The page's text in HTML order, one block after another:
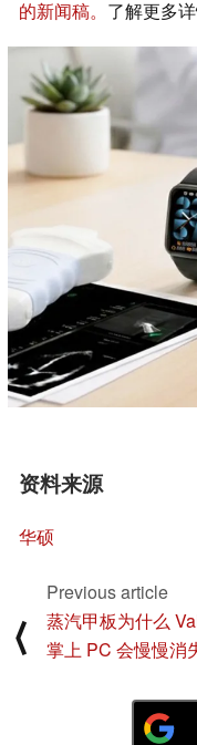
的新闻稿。 了解更多详
资料来源
华硕
⟨
Previous article
蒸汽甲板为什么
掌上 PC 会慢慢消